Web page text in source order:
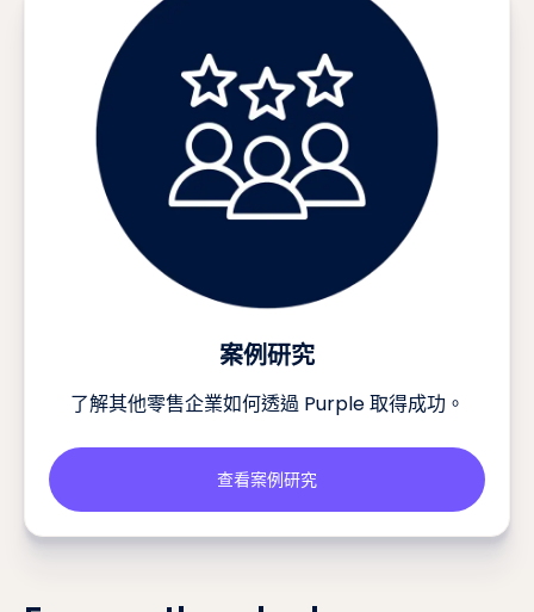
案例研究
了解其他零售企業如何透過 Purple 取得成功。
查看案例研究